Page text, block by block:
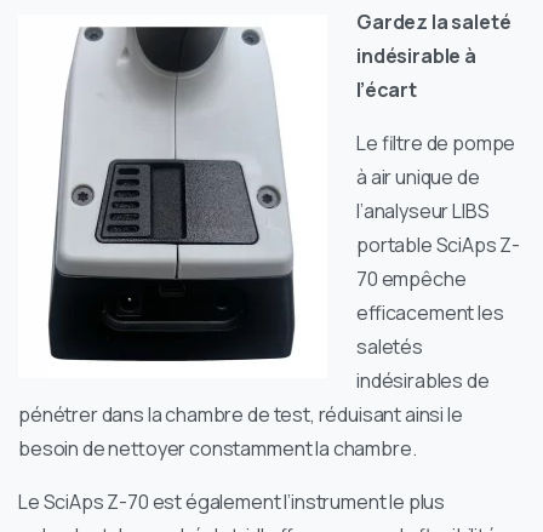
Gardez la saleté
indésirable à
l’écart
Le filtre de pompe
à air unique de
l’analyseur LIBS
portable SciAps Z-
70 empêche
efficacement les
saletés
indésirables de
pénétrer dans la chambre de test, réduisant ainsi le
besoin de nettoyer constamment la chambre.
Le SciAps Z-70 est également l’instrument le plus